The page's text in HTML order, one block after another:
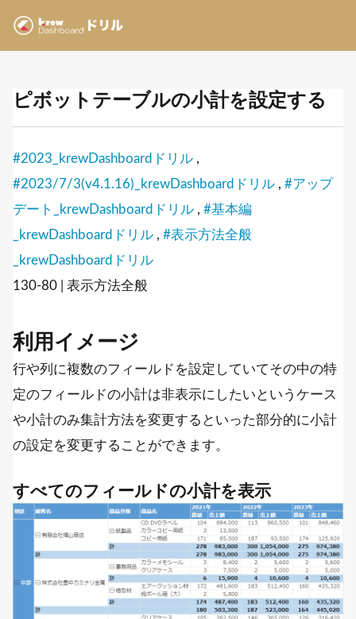
ピボットテーブルの小計を設定する
#2023_krewDashboardドリル ,
#2023/7/3(v4.1.16)_krewDashboardドリル , #アップ
デート_krewDashboardドリル , #基本編
_krewDashboardドリル , #表示方法全般
_krewDashboardドリル
130-80 | 表示方法全般
利用イメージ
行や列に複数のフィールドを設定していてその中の特
定のフィールドの小計は非表示にしたいというケース
や小計のみ集計方法を変更するといった部分的に小計
の設定を変更することができます。
すべてのフィールドの小計を表示